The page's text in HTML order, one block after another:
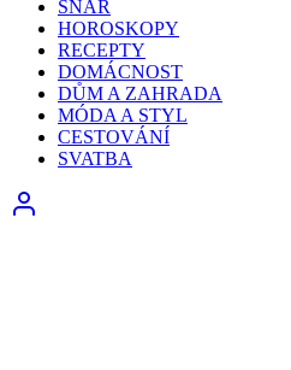
SNÁŘ
HOROSKOPY
RECEPTY
DOMÁCNOST
DŮM A ZAHRADA
MÓDA A STYL
CESTOVÁNÍ
SVATBA